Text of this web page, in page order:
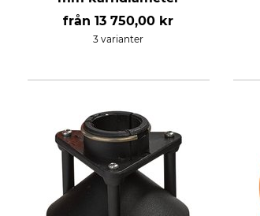
från13 750,00 kr
3 varianter